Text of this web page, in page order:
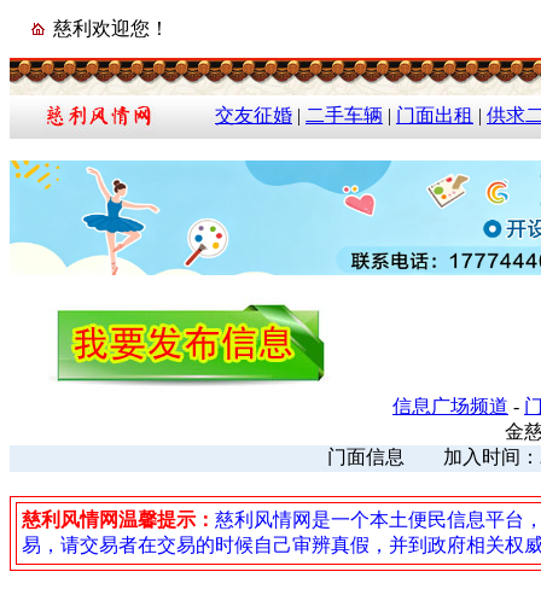
慈利欢迎您！
交友征婚 | 二手车辆 | 门面出租 | 供求
信息广场频道 -
金
门面信息 加入时间
慈利风情网温馨提示： 慈利风情网是一个本土便民信息平台
易，请交易者在交易的时候自己审辨真假，并到政府相关权